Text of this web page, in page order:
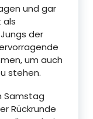
und gar
als
der
um auch
stehen.
Samstag
Rückrunde